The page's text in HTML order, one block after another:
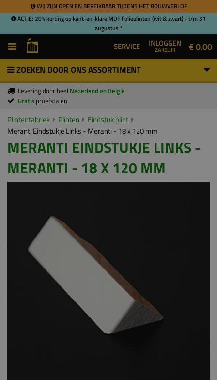
WIJ ZIJN OPEN EN BEREIKBAAR TIJDENS HET BOUWVERLOF
ACTIE: 20% korting op kant-en-klare MDF Folieplinten (wit & zwart) - t/m 31
augustus *
SERVICE INLOGGEN
ZAKELIJK € 0,00
ZOEKEN DOOR ONS ASSORTIMENT
Levering door heel Nederland en België
Gratis proefstalen
Plintenfabriek Plinten
Eindstuk plint
Meranti Eindstukje Links - Meranti - 18 x 120 mm
MERANTI EINDSTUKJE LINKS -
MERANTI - 18 X 120 MM